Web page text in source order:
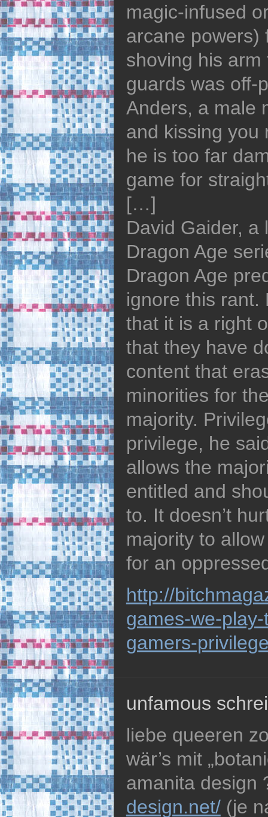
magic-infused
arcane powers)
shoving his
guards was off-
Anders, a male
and kissing you
he is too far
game for
[…]
David Gaider, a
Dragon Age
Dragon Age
ignore this rant.
that it is a right
that they have
content that
minorities for
majority.
privilege, he
allows the
entitled and
to. It doesn’t
majority to
for an
http://
games-we-
gamers-
unfamous
liebe queeren
wär’s mit
amanita design
design.net/(je